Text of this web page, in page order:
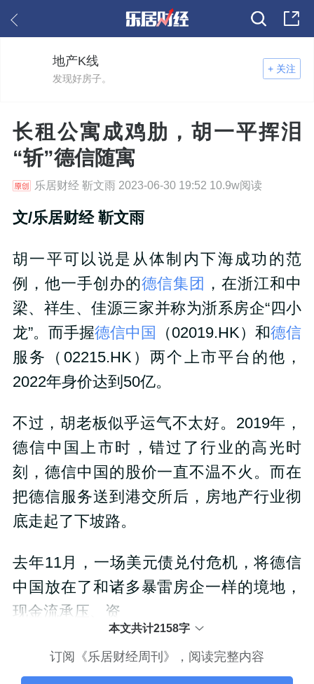
+ 关注
地产K线
发现好房子。
长租公寓成鸡肋，胡一平挥泪
“斩”德信随寓
乐居财经 靳文雨 2023-06-30 19:52 10.9w阅读
文/乐居财经 靳文雨
胡一平可以说是从体制内下海成功的范
例，他一手创办的德信集团
，在浙江和中
梁、祥生、佳源三家并称为浙系房企“四小
龙”。而手握德信中国 （02019.HK）和德信
服务（02215.HK）两个上市平台的他，
2022年身价达到50亿。
不过，胡老板似乎运气不太好。2019年，
德信中国上市时，错过了行业的高光时
刻，德信中国的股价一直不温不火。而在
把德信服务送到港交所后，房地产行业彻
底走起了下坡路。
去年11月，一场美元债兑付危机，将德信
中国放在了和诸多暴雷房企一样的境地，
现金流承压、资
本文共计2158字
订阅《乐居财经周刊》，阅读完整内容